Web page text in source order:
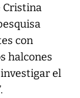
Cristina
con
halcones
el